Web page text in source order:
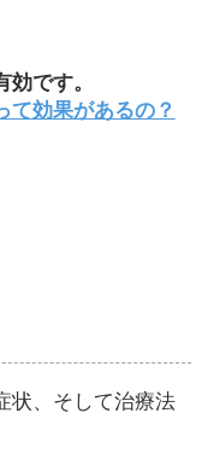
です。
て効果があるの？
状、そして治療法